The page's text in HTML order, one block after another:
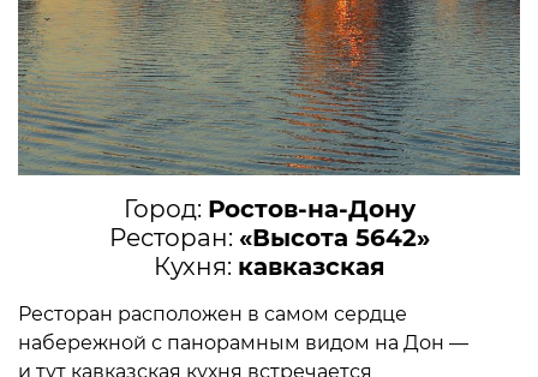
Город: Ростов-на-Дону
Ресторан: «Высота 5642»
Кухня: кавказская
Ресторан расположен в самом сердце
набережной с панорамным видом на Дон —
и тут кавказская кухня встречается